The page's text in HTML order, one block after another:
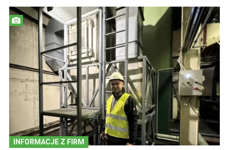
INFORMACJE Z FIRM